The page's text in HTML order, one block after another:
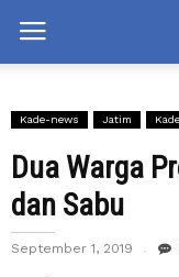
Kade-news Jatim
Dua Warga
dan Sabu
September 1, 2019